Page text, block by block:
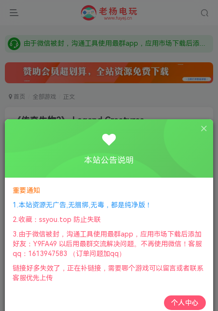
需要什么游戏请联系客服，若链接失效请联系客服，百度网盘边上的激活码也是解压密码
由于微信被封，沟通工具使用最群app，应用市场下载后添加好友：Y9FA49 以后用最群交流解决问题。不再使用微信！
首页 全部游戏 正文
《传奇生物2》 Legend Creatures
①下载安装教程 ②下载安装视频教程 ③ 游戏运行
版本：v1.02|容量320MB|官方简体中文|-灵魂宰夫-召唤异生
物|2023年10月22号更新
近百种极具特色、形象鲜明的传奇生物供玩家收集与解锁。
础职业；钝器使、肉霸、火枪手、格斗家、火法、萨满等24
为技能搭配构建了灵活的方式。当然即使职业相同，每个生
本站公告说明
重要通知
1.本站资源无广告,无捆绑,无毒，都是纯净版！
2.收藏：ssyou.top 防止失联
3.由于微信被封，沟通工具使用最群app，应用市场下载后添加
好友：Y9FA49 以后用最群交流解决问题。不再使用微信！客服
qq：1613947583 （订单问题加qq）
链接好多失效了，正在补链接，需要哪个游戏可以留言或者联系
客服优先上传
个人中心